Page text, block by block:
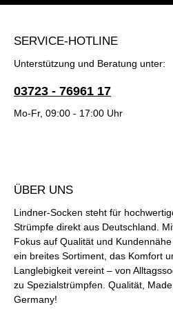
SERVICE-HOTLINE
Unterstützung und Beratung unter:
03723 - 76961 17
Mo-Fr, 09:00 - 17:00 Uhr
ÜBER UNS
Lindner-Socken steht für
Strümpfe direkt aus Deutschland.
Fokus auf Qualität und
ein breites Sortiment, das Komfort
Langlebigkeit vereint – von
zu Spezialstrümpfen. Qualität,
Germany!